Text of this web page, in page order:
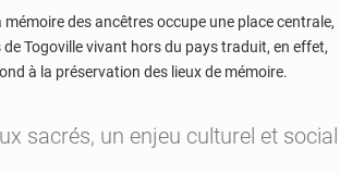
mémoire des ancêtres occupe une place centrale,
de Togoville vivant hors du pays traduit, en effet,
à la préservation des lieux de mémoire.
sacrés, un enjeu culturel et social